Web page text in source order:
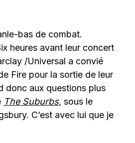
bas de combat.
heures avant leur concert
/Universal a convié
Fire pour la sortie de leur
donc aux questions plus
The Suburbs, sous le
C’est avec lui que je